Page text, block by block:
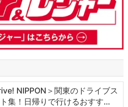
NIPPON＞関東のドライブス
集！日帰りで行けるおすす…